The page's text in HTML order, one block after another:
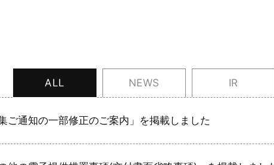
ALL NEWS IR
ご通知の一部修正のご案内」を掲載しました